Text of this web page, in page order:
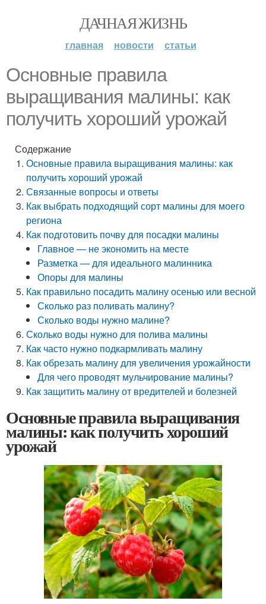
ДАЧНАЯ ЖИЗНЬ
главная новости статьи
Основные правила
выращивания малины: как
получить хороший урожай
Содержание
Основные правила выращивания малины: как
получить хороший урожай
Связанные вопросы и ответы
Как выбрать подходящий сорт малины для моего
региона
Как подготовить почву для посадки малины
Главное — не экономить на месте
Разметка — для идеального малинника
Опоры для малины
Как правильно посадить малину осенью или весной
Сколько раз поливать малину?
Сколько воды нужно малине?
Сколько воды нужно для полива малины
Как часто нужно подкармливать малину
Как обрезать малину для увеличения урожайности
Для чего проводят мульчирование малины?
Как защитить малину от вредителей и болезней
Основные правила выращивания
малины: как получить хороший
урожай